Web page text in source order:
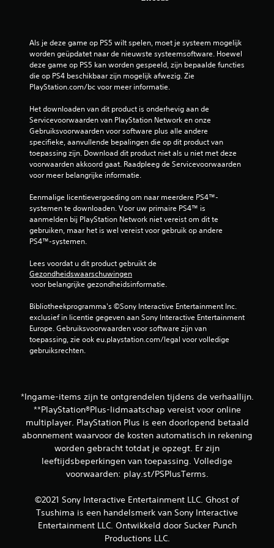
Als je deze game op PS5 wilt spelen, moet je systeem mogelijk
worden geüpdatet naar de nieuwste systeemsoftware. Hoewel
deze game op PS5 kan worden gespeeld, zijn bepaalde functies
die op PS4 beschikbaar zijn mogelijk afwezig. Zie
PlayStation.com/bc voor meer informatie.
Het downloaden van dit product is onderhevig aan de
Servicevoorwaarden van PlayStation Network en onze
Gebruiksvoorwaarden voor software plus alle andere
specifieke, aanvullende bepalingen die op dit product van
toepassing zijn. Download dit product niet als u niet met deze
voorwaarden akkoord gaat. Raadpleeg de Servicevoorwaarden
voor meer belangrijke informatie.
Eenmalige licentievergoeding om naar meerdere PS4™-
systemen te downloaden. Voor uw primaire PS4™ is
aanmelden bij PlayStation Network niet vereist om dit te
gebruiken, maar het is wel vereist voor gebruik op andere
PS4™-systemen.
Lees voordat u dit product gebruikt de
Gezondheidswaarschuwingen
voor belangrijke gezondheidsinformatie.
Bibliotheekprogramma's ©Sony Interactive Entertainment Inc.
exclusief in licentie gegeven aan Sony Interactive Entertainment
Europe. Gebruiksvoorwaarden voor software zijn van
toepassing, zie ook eu.playstation.com/legal voor volledige
gebruiksrechten.
*Ingame-items zijn te ontgrendelen tijdens de verhaallijn.
**PlayStation®Plus-lidmaatschap vereist voor online
multiplayer. PlayStation Plus is een doorlopend betaald
abonnement waarvoor de kosten automatisch in rekening
worden gebracht totdat je opzegt. Er zijn
leeftijdsbeperkingen van toepassing. Volledige
voorwaarden: play.st/PSPlusTerms.
©2021 Sony Interactive Entertainment LLC. Ghost of
Tsushima is een handelsmerk van Sony Interactive
Entertainment LLC. Ontwikkeld door Sucker Punch
Productions LLC.